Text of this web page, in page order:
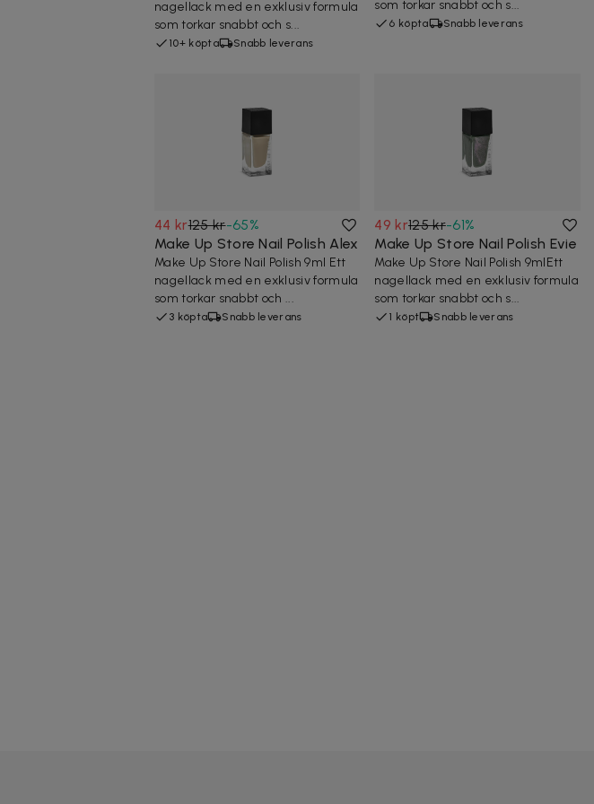
nagellack med en exklusiv formula
som torkar snabbt och s...
10+ köpta Snabb leverans
som torkar snabbt och s...
6 köpta Snabb leverans
44 kr125 kr-65%
Make Up Store Nail Polish Alex
Make Up Store Nail Polish 9ml Ett
nagellack med en exklusiv formula
som torkar snabbt och ...
3 köpta Snabb leverans
49 kr125 kr-61%
Make Up Store Nail Polish Evie
Make Up Store Nail Polish 9mlEtt
nagellack med en exklusiv formula
som torkar snabbt och s...
1 köpt Snabb leverans